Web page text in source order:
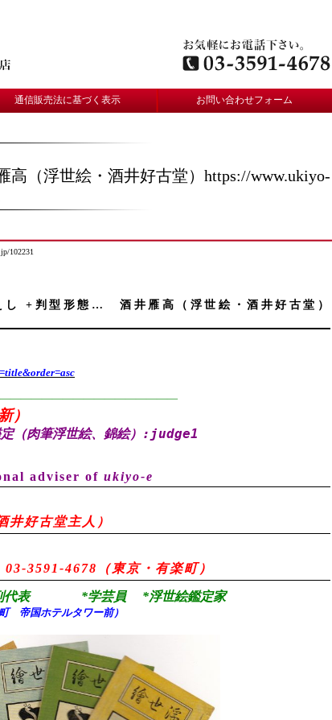
通信販売法に基づく表示 お問い合わせフォーム
浮世絵・酒井好古堂）https://www.ukiyo-
102231
判型形態… 酒井雁高（浮世絵・酒井好古堂）
）
（肉筆浮世絵、錦絵） :judge1
adviser of ukiyo-e
好古堂主人）
03-3591-4678（東京・有楽町）
副代表 *学芸員 *浮世絵鑑定家
町 帝国ホテルタワー前）